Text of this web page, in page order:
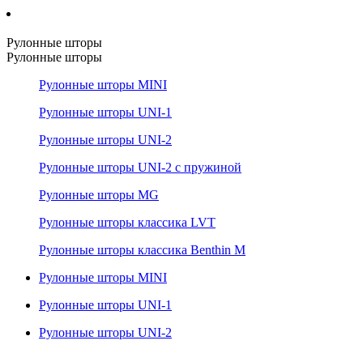
Рулонные шторы
Рулонные шторы
Рулонные шторы MINI
Рулонные шторы UNI-1
Рулонные шторы UNI-2
Рулонные шторы UNI-2 с пружиной
Рулонные шторы MG
Рулонные шторы классика LVT
Рулонные шторы классика Benthin M
Рулонные шторы MINI
Рулонные шторы UNI-1
Рулонные шторы UNI-2